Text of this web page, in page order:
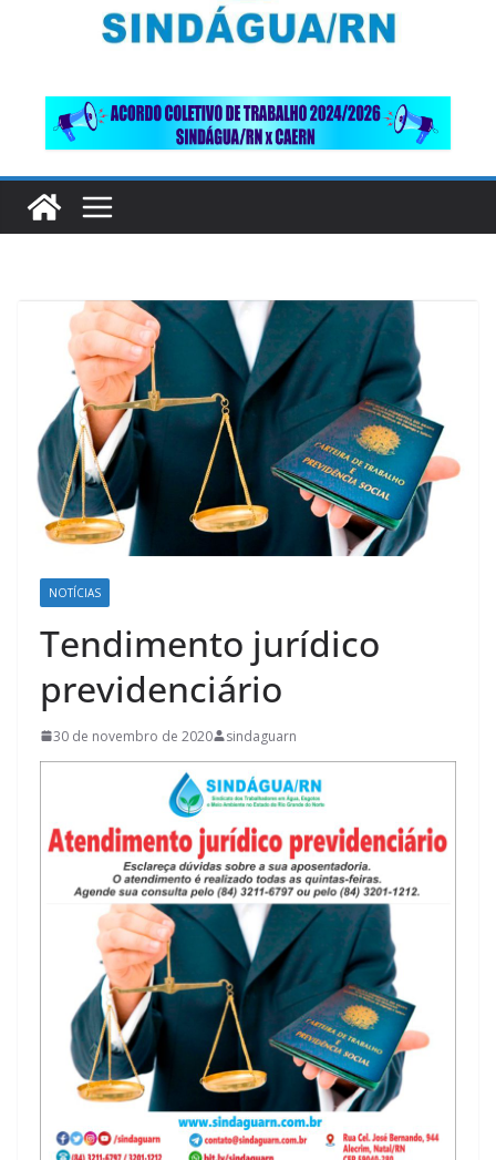
NOTÍCIAS
Tendimento jurídico
previdenciário
30 de novembro de 2020 sindaguarn